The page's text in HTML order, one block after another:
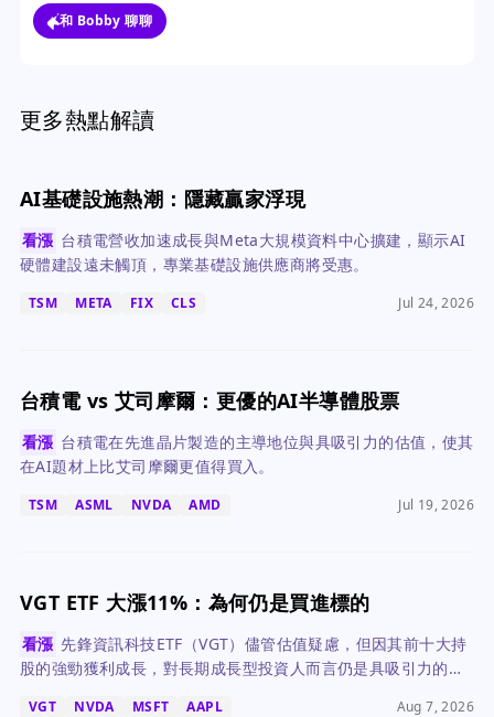
和 Bobby 聊聊
更多熱點解讀
AI基礎設施熱潮：隱藏贏家浮現
看漲 台積電營收加速成長與Meta大規模資料中心擴建，顯示AI
硬體建設遠未觸頂，專業基礎設施供應商將受惠。
TSM META FIX CLS Jul 24, 2026
台積電 vs 艾司摩爾：更優的AI半導體股票
看漲 台積電在先進晶片製造的主導地位與具吸引力的估值，使其
在AI題材上比艾司摩爾更值得買入。
TSM ASML NVDA AMD Jul 19, 2026
VGT ETF 大漲11%：為何仍是買進標的
看漲 先鋒資訊科技ETF（VGT）儘管估值疑慮，但因其前十大持
股的強勁獲利成長，對長期成長型投資人而言仍是具吸引力的買
VGT NVDA MSFT AAPL Aug 7, 2026